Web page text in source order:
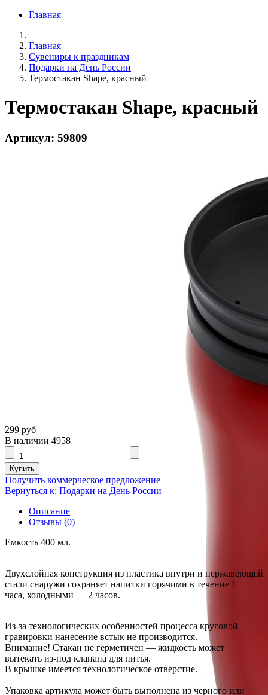
Главная
Главная
Сувениры к праздникам
Подарки на День России
Термостакан Shape, красный
Термостакан Shape, красный
Артикул: 59809
299 руб
В наличии 4958
Получить коммерческое предложение
Вернуться к: Подарки на День России
Описание
Отзывы (0)
Емкость 400 мл.
Двухслойная конструкция из пластика внутри и нержавеющей
стали снаружи сохраняет напитки горячими в течение 1
часа, холодными — 2 часов.
Из-за технологических особенностей процесса круговой
гравировки нанесение встык не производится.
Внимание! Стакан не герметичен — жидкость может
вытекать из-под клапана для питья.
В крышке имеется технологическое отверстие.
Упаковка артикула может быть выполнена из черного или